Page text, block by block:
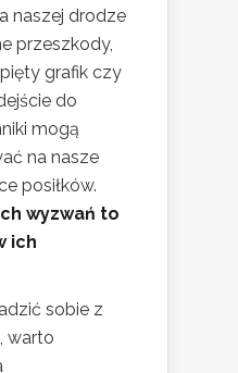
naszej drodze
przeszkody,
grafik czy
do
mogą
na nasze
posiłków.
wyzwań to
ich
sobie z
warto